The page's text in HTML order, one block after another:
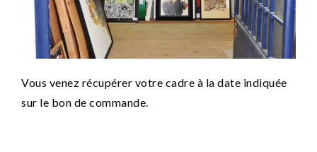
Vous venez récupérer votre cadre à la date indiquée
sur le bon de commande.